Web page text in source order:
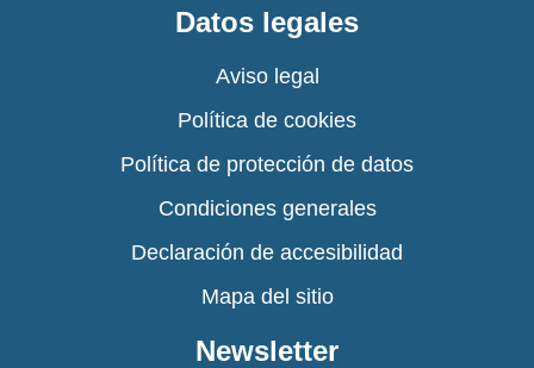
Datos legales
Aviso legal
Política de cookies
Política de protección de datos
Condiciones generales
Declaración de accesibilidad
Mapa del sitio
Newsletter